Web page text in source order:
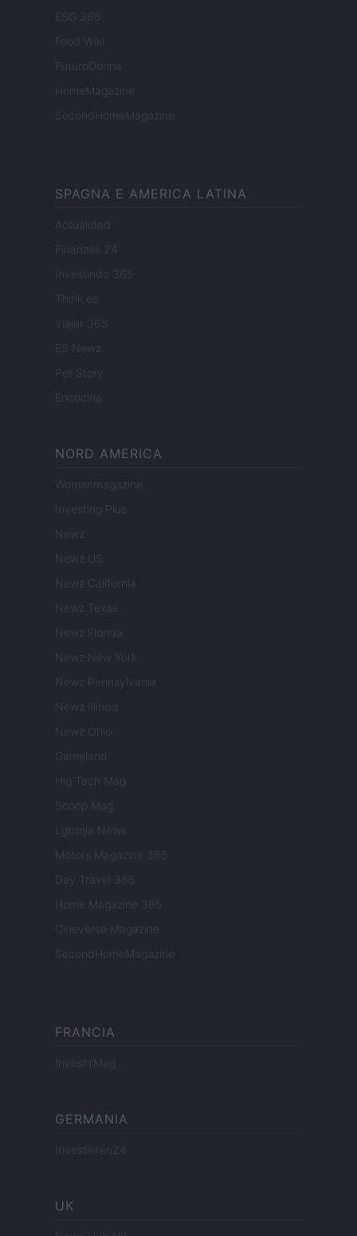
ESG 365
Food Wiki
FuturoDonna
HomeMagazine
SecondHomeMagazine
SPAGNA E AMERICA LATINA
Actualidad
Finanzas 24
Investindo 365
Think.es
Viajar 365
ES Newz
Pet Story
Encocina
NORD AMERICA
Womanmagazine
Investing Plus
Newz
Newz US
Newz California
Newz Texas
Newz Florida
Newz New York
Newz Pennsylvania
Newz Illinois
Newz Ohio
Gameland
Hig Tech Mag
Scoop Mag
Lgbtqia News
Motors Magazine 365
Day Travel 365
Home Magazine 365
Cineverse Magazine
SecondHomeMagazine
FRANCIA
InvestirMag
GERMANIA
Investieren24
UK